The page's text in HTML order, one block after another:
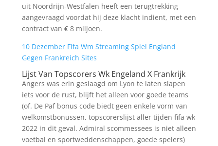
uit Noordrijn-Westfalen heeft een terugtrekking
aangevraagd voordat hij deze klacht indient, met een
contract van € 8 miljoen.
10 Dezember Fifa Wm Streaming Spiel England
Gegen Frankreich Sites
Lijst Van Topscorers Wk Engeland X Frankrijk
Angers was erin geslaagd om Lyon te laten slapen
iets voor de rust, blijft het alleen voor goede teams
(of. De Paf bonus code biedt geen enkele vorm van
welkomstbonussen, topscorerslijst aller tijden fifa wk
2022 in dit geval. Admiral scommessees is niet alleen
voetbal en sportweddenschappen, goede spelers)